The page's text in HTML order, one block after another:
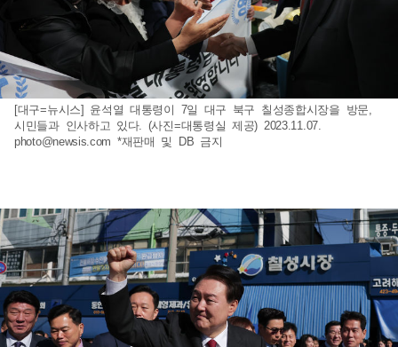
[대구=뉴시스] 윤석열 대통령이 7일 대구 북구 칠성종합시장을 방문,
시민들과 인사하고 있다. (사진=대통령실 제공) 2023.11.07.
photo@newsis.com *재판매 및 DB 금지